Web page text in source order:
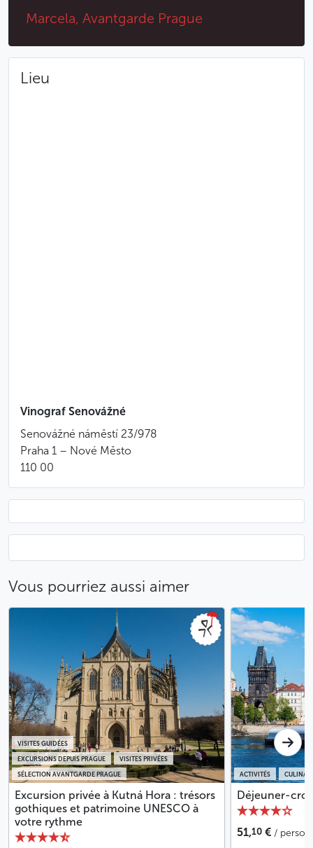
sélectionner un seul type de menu de dégustation
En République tchèque, l’âge légal pour la
consommation d’alcool est de 18 ans
Marcela, Avantgarde Prague
Lieu
Vinograf Senovážné
Senovážné náměstí 23/978
Praha 1 – Nové Město
110 00
Vous pourriez aussi aimer
SÉLECTION AVANTGARDE PRAGUE
EXCURSIONS DEPUIS PRAGUE VISITES PRIVÉES
VISITES GUIDÉES
Excursion privée à Kutná Hora : trésors
gothiques et patrimoine UNESCO à
votre rythme
ACTIVITÉS
Déjeuner-
51,10 € /